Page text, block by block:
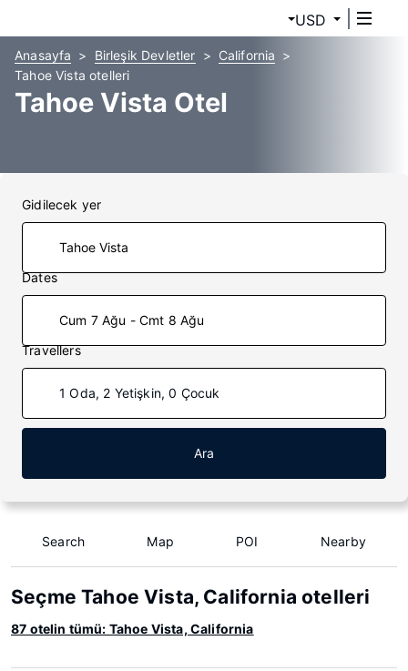
USD
Anasayfa Birleşik Devletler
California
Tahoe Vista otelleri
Tahoe Vista Otel
Gidilecek yer
Dates
Cum 7 Ağu - Cmt 8 Ağu
Travellers
1 Oda, 2 Yetişkin, 0 Çocuk
Ara
Search Map POI Nearby
Seçme Tahoe Vista, California otelleri
87 otelin tümü: Tahoe Vista, California